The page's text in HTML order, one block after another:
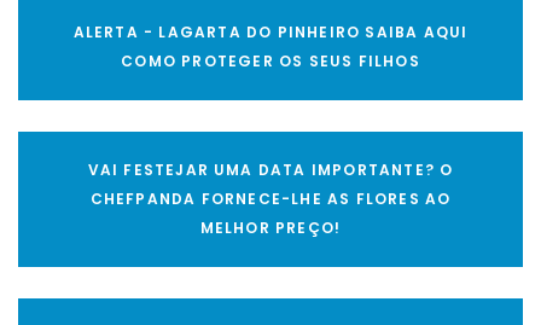
ALERTA - LAGARTA DO PINHEIRO SAIBA AQUI
COMO PROTEGER OS SEUS FILHOS
VAI FESTEJAR UMA DATA IMPORTANTE? O
CHEFPANDA FORNECE-LHE AS FLORES AO
MELHOR PREÇO!